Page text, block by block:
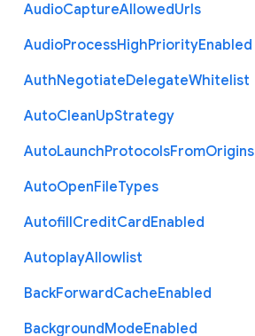
AudioCaptureAllowedUrls
AudioProcessHighPriorityEnabled
AuthNegotiateDelegateWhitelist
AutoCleanUpStrategy
AutoLaunchProtocolsFromOrigins
AutoOpenFileTypes
AutofillCreditCardEnabled
AutoplayAllowlist
BackForwardCacheEnabled
BackgroundModeEnabled